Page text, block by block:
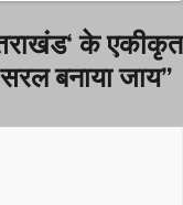
के एकीकृत
बनाया जाय”